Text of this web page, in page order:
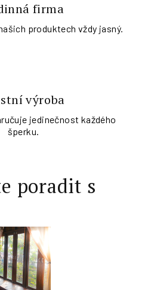
firma
produktech vždy jasný.
výroba
jedinečnost každého
šperku.
poradit s